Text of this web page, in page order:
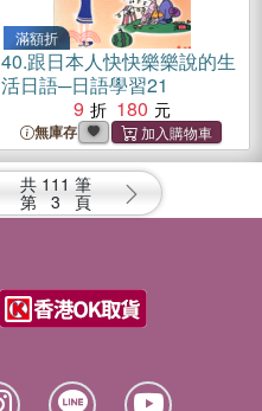
滿額折
40.跟日本人快快樂樂說的生
活日語─日語學習21
9
180
無庫存
共 111 筆
第 3 頁